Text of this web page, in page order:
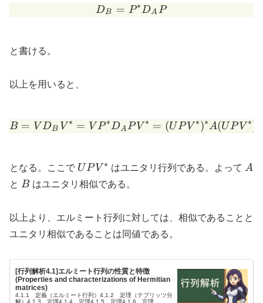
D_B = P^* D_A P
DB = P∗DA P
と書ける。
以上を用いると、
B = V D_B V^* = V P^*
B = V DB V ∗ = V P∗DAPV ∗ = (UPV ∗)∗A(UPV ∗)
となる。ここで U P
V^*
UPV ∗ はユニタリ行列である。よって A
A
と B
Bはユニタリ相似である。
以上より、エルミート行列に対しては、相似であることと
ユニタリ相似であることは同値である。
[行列解析4.1]エルミート行列の性質と特徴
(Properties and characterizations of Hermitian
matrices)
4.1.1 定義（エルミート行列）4.1.2 定理（テプリッツ分
解）4.1.3 定理4.1.4 定理4.1.5 定理4.1.6 定理